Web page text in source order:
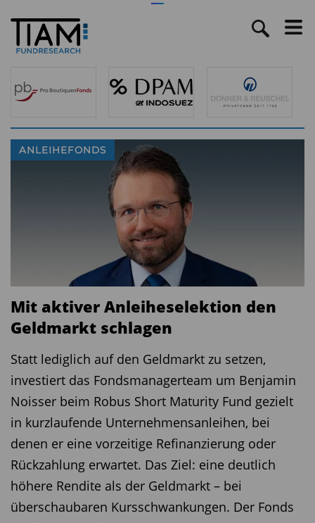
ANLEIHEFONDS
Mit aktiver Anleiheselektion den
Geldmarkt schlagen
Statt lediglich auf den Geldmarkt zu setzen,
investiert das Fondsmanagerteam um Benjamin
Noisser beim Robus Short Maturity Fund gezielt
in kurzlaufende Unternehmensanleihen, bei
denen er eine vorzeitige Refinanzierung oder
Rückzahlung erwartet. Das Ziel: eine deutlich
höhere Rendite als der Geldmarkt – bei
überschaubaren Kursschwankungen. Der Fonds